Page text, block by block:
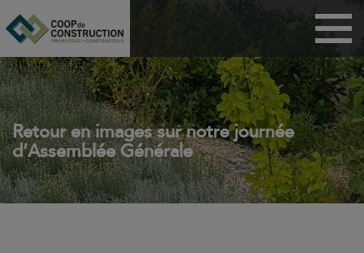
Retour en images sur notre journée
d’Assemblée Générale
Maisons
Appartements
BRS
PSLA
ANRU